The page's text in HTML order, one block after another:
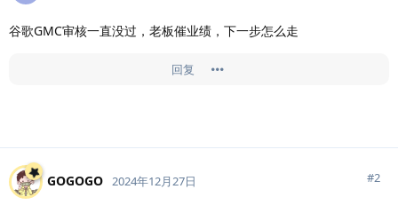
谷歌GMC审核一直没过，老板催业绩，下一步怎么走
回复
GOGOGO 2024年12月27日 #2